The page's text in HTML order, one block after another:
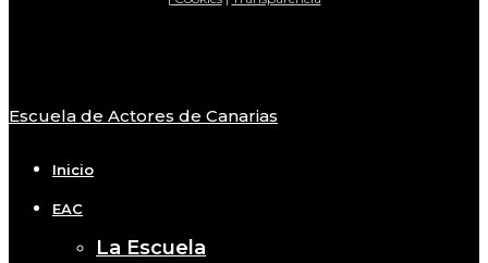
Close
Escuela de Actores de Canarias
Inicio
EAC
La Escuela